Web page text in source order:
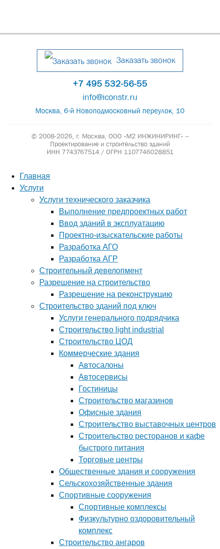
Заказать звонок
+7 495 532-56-55
info@iconstr.ru
Москва, 6-й Новоподмосковный переулок, 10
© 2008-2026, г. Москва, ООО «М2 ИНЖИНИРИНГ» --
Проектирование и строительство зданий
ИНН 7743767514 / ОГРН 1107746028851
Главная
Услуги
Услуги технического заказчика
Выполнение предпроектных работ
Ввод зданий в эксплуатацию
Проектно-изыскательские работы
Разработка АГО
Разработка АГР
Строительный девелопмент
Разрешение на строительство
Разрешение на реконструкцию
Строительство зданий под ключ
Услуги генерального подрядчика
Строительство light industrial
Строительство ЦОД
Коммерческие здания
Автосалоны
Автосервисы
Гостиницы
Строительство магазинов
Офисные здания
Строительство выставочных центров
Строительство ресторанов и кафе
быстрого питания
Торговые центры
Общественные здания и сооружения
Сельскохозяйственные здания
Спортивные сооружения
Спортивные комплексы
Физкультурно оздоровительный
комплекс
Строительство ангаров